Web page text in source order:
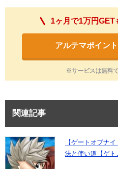
1ヶ月で1万円GET
アルテマポイン
※サービスは無料
関連記事
【ゲートオブナ
法と使い道【ゲト